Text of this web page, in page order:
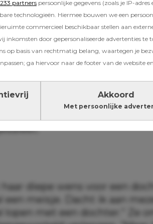
partners persoonlijke gegevens (zoals je IP-adres
technologieën. Hiermee bouwen we een
commercieel beschikbaar stellen aan
inkomsten door gepersonaliseerde advertenties te
op basis van rechtmatig belang, waartegen je
ga hiervoor naar de footer van de website
Akkoord
Met persoonlijke
bioloog én
Ze helpt stellen met een
die kans op het o zo
Zo biedt ze haar cliënten
diepe wens voor een
een meisje. Dacht ik aan
lopen met een dochter.” Ze